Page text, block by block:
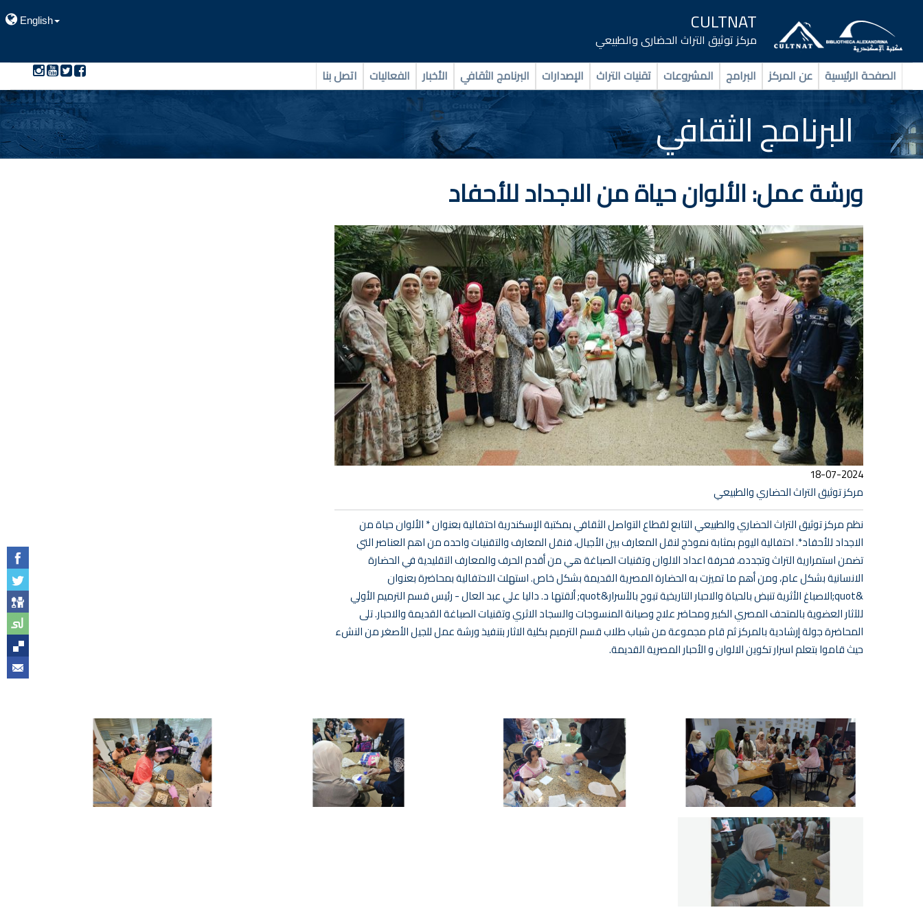
CULTNAT
مركز توثيق التراث الحضارى والطبيعي
English
الصفحة الرئيسية عن المركز البرامج المشروعات تقنيات التراث الإصدارات البرنامج الثقافي الأخبار الفعاليات اتصل بنا
البرنامج الثقافي
ورشة عمل: الألوان حياة من الاجداد للأحفاد
18-07-2024
مركز توثيق التراث الحضاري والطبيعي
نظم مركز توثيق التراث الحضاري والطبيعي التابع لقطاع التواصل الثقافي بمكتبة الإسكندرية احتفالية بعنوان * الألوان حياة من
الاجداد للأحفاد*. احتفالية اليوم بمثابة نموذج لنقل المعارف بين الأجيال، فنقل المعارف والتقنيات واحده من اهم العناصر التي
تضمن استمرارية التراث وتجدده، فحرفة اعداد الالوان وتقنيات الصباغة هي من أقدم الحرف والمعارف التقليدية في الحضارة
الانسانية بشكل عام، ومن أهم ما تميزت به الحضارة المصرية القديمة بشكل خاص. استهلت الاحتفالية بمحاضرة بعنوان
&quot;الاصباغ الأثرية تنبض بالحياة والاحبار التاريخية تبوح بالأسرار&quot; ألقتها د. داليا علي عبد العال - رئيس قسم الترميم الأولي
للآثار العضوية بالمتحف المصري الكبير ومحاضر علاج وصيانة المنسوجات والسجاد الاثري وتقنيات الصباغة القديمة والاحبار. تلى
المحاضرة جولة إرشادية بالمركز ثم قام مجموعة من شباب طلاب قسم الترميم بكلية الاثار بتنفيذ ورشة عمل للجيل الأصغر من النشء
حيث قاموا بتعلم اسرار تكوين الالوان و الأحبار المصرية القديمة.